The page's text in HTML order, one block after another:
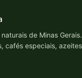
de Minas
cafés especiais,